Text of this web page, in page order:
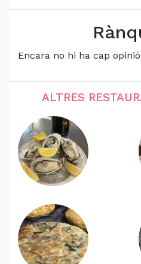
Encara no hi ha cap opinió
ALTRES